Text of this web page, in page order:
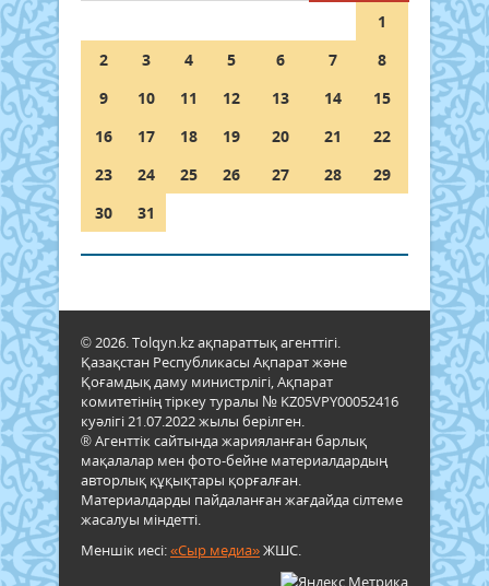
1
2
3 4 5 6 7
8
9
10 11 12 13 14
15
16
17 18 19 20 21
22
23
24 25 26 27 28
29
30
31
© 2026. Tolqyn.kz ақпараттық агенттігі.
Қазақстан Республикасы Ақпарат және
Қоғамдық даму министрлігі, Ақпарат
комитетінің тіркеу туралы № KZ05VPY00052416
куәлігі 21.07.2022 жылы берілген.
® Агенттік сайтында жарияланған барлық
мақалалар мен фото-бейне материалдардың
авторлық құқықтары қорғалған.
Материалдарды пайдаланған жағдайда сілтеме
жасалуы міндетті.
Меншік иесі:«Сыр медиа»ЖШС.